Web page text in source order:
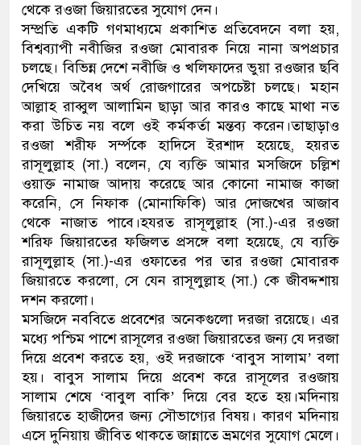
থেকে রওজা জিয়ারতের সুযোগ দেন।
সম্প্রতি একটি গণমাধ্যমে প্রকাশিত প্রতিবেদনে বলা হয়,
বিশ্বব্যাপী নবীজির রওজা মোবারক নিয়ে নানা অপপ্রচার
চলছে। বিভিন্ন দেশে নবীজি ও খলিফাদের ভুয়া রওজার ছবি
দেখিয়ে অবৈধ অর্থ রোজগারের অপচেষ্টা চলছে। মহান
আল্লাহ রাব্বুল আলামিন ছাড়া আর কারও কাছে মাথা নত
করা উচিত নয় বলে ওই কর্মকর্তা মন্তব্য করেন।তাছাড়াও
রওজা শরীফ সর্ম্পকে হাদিসে ইরশাদ হয়েছে, হয়রত
রাসূলুল্লাহ (সা.) বলেন, যে ব্যক্তি আমার মসজিদে চল্লিশ
ওয়াক্ত নামাজ আদায় করেছে আর কোনো নামাজ কাজা
করেনি, সে নিফাক (মোনাফিকি) আর দোজখের আজাব
থেকে নাজাত পাবে।হযরত রাসূলুল্লাহ (সা.)-এর রওজা
শরিফ জিয়ারতের ফজিলত প্রসঙ্গে বলা হয়েছে, যে ব্যক্তি
রাসূলুল্লাহ (সা.)-এর ওফাতের পর তার রওজা মোবারক
জিয়ারতে করলো, সে যেন রাসূলুল্লাহ (সা.) কে জীবদ্দশায়
দশন করলো।
মসজিদে নববিতে প্রবেশের অনেকগুলো দরজা রয়েছে। এর
মধ্যে পশ্চিম পাশে রাসূলের রওজা জিয়ারতের জন্য যে দরজা
দিয়ে প্রবেশ করতে হয়, ওই দরজাকে ‘বাবুস সালাম’ বলা
হয়। বাবুস সালাম দিয়ে প্রবেশ করে রাসূলের রওজায়
সালাম শেষে ‘বাবুল বাকি’ দিয়ে বের হতে হয়।মদিনায়
জিয়ারতে হাজীদের জন্য সৌভাগ্যের বিষয়। কারণ মদিনায়
এসে দুনিয়ায় জীবিত থাকতে জান্নাতে ভ্রমণের সুযোগ মেলে।